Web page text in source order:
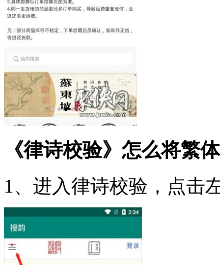
《律诗校验》怎么将繁
1、进入律诗校验，点击